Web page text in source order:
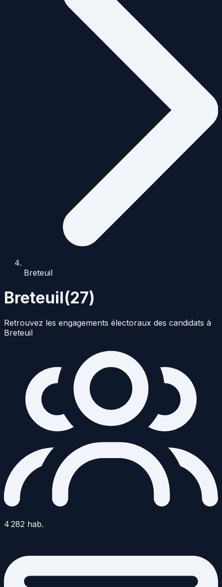
Breteuil
Breteuil(27)
Retrouvez les engagements électoraux des candidats à
Breteuil
4 282 hab.